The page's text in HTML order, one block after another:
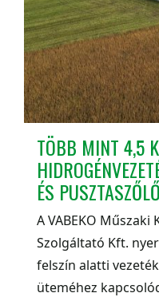
TÖBB MINT 4,5
ÉS
A VABEKO Műszaki
Szolgáltató Kft.
felszín alatti
üteméhez